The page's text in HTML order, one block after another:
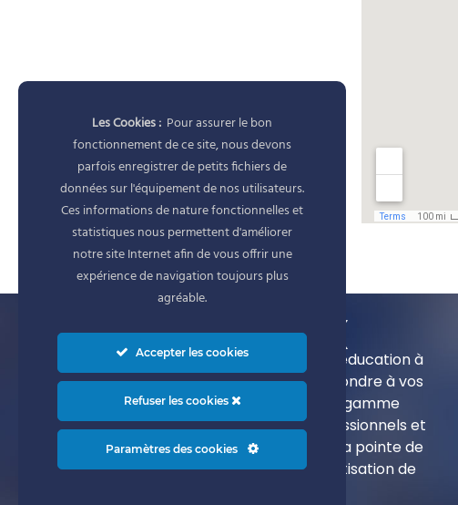
Athlex, votre partenaire de la rééducation à
la performance, s’attache à répondre à vos
besoins spécifiques avec une gamme
d’appareils de musculation professionnels et
d’appareils de cardio-training à la pointe de
la technologie pour une réathlétisation de
Les Cookies : Pour assurer le bon
fonctionnement de ce site, nous devons
parfois enregistrer de petits fichiers de
données sur l'équipement de nos utilisateurs.
Ces informations de nature fonctionnelles et
statistiques nous permettent d'améliorer
notre site Internet afin de vous offrir une
expérience de navigation toujours plus
agréable.
Accepter les cookies
Refuser les cookies
Paramètres des cookies